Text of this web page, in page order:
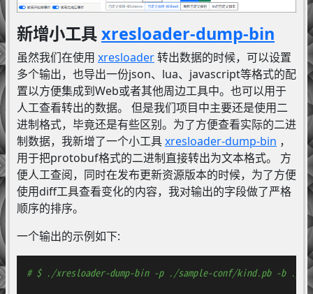
新增小工具xresloader-dump-bin
虽然我们在使用 xresloader转出数据的时候，可以设置
多个输出，也导出一份json、lua、javascript等格式的配
置以方便集成到Web或者其他周边工具中。也可以用于
人工查看转出的数据。 但是我们项目中主要还是使用二
进制格式，毕竟还是有些区别。为了方便查看实际的二进
制数据，我新增了一个小工具xresloader-dump-bin ，
用于把protobuf格式的二进制直接转出为文本格式。 方
便人工查阅，同时在发布更新资源版本的时候，为了方便
使用diff工具查看变化的内容，我对输出的字段做了严格
顺序的排序。
一个输出的示例如下:
# $ ./xresloader-dump-bin -p ./sample-conf/kind.pb -b ./